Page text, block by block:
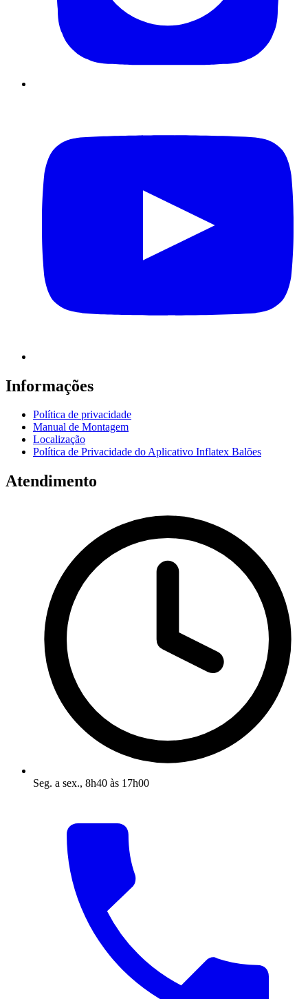
Informações
Política de privacidade
Manual de Montagem
Localização
Política de Privacidade do Aplicativo Inflatex Balões
Atendimento
Seg. a sex., 8h40 às 17h00